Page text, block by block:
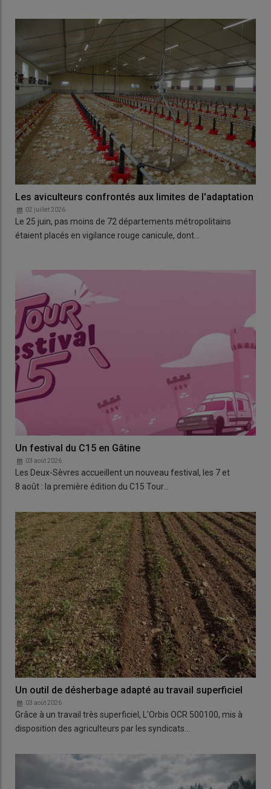
Les aviculteurs confrontés aux limites de l'adaptation
02 juillet 2026
Le 25 juin, pas moins de 72 départements métropolitains
étaient placés en vigilance rouge canicule, dont…
Un festival du C15 en Gâtine
03 août 2026
Les Deux-Sèvres accueillent un nouveau festival, les 7 et
8 août : la première édition du C15 Tour…
Un outil de désherbage adapté au travail superficiel
03 août 2026
Grâce à un travail très superficiel, L'Orbis OCR 500100, mis à
disposition des agriculteurs par les syndicats…